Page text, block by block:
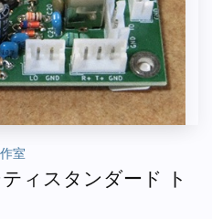
室
ィスタンダード ト